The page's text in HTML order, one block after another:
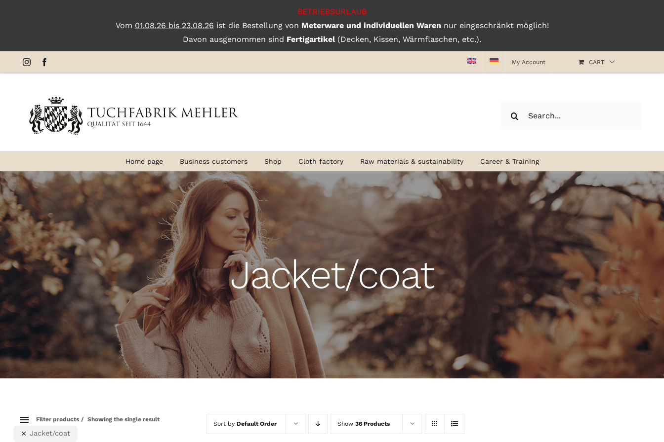
BETRIEBSURLAUB
Vom 01.08.26 bis 23.08.26 ist die Bestellung von Meterware und individuellen Waren nur eingeschränkt möglich!
Davon ausgenommen sind Fertigartikel(Decken, Kissen, Wärmflaschen, etc.).
to
Instagram My Account CART
for:
Home page Business customers Shop Cloth factory Raw materials & sustainability Career & Training
Jacket/coat
Sort by Default Order Show 36 Products
Filter products Showing the single result
Jacket/coat